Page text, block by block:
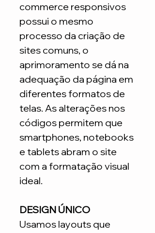
commerce responsivos
possui o mesmo
processo da criação de
sites comuns, o
aprimoramento se dá na
adequação da página em
diferentes formatos de
telas. As alterações nos
códigos permitem que
smartphones, notebooks
e tablets abram o site
com a formatação visual
ideal.
DESIGN ÚNICO
Usamos layouts que